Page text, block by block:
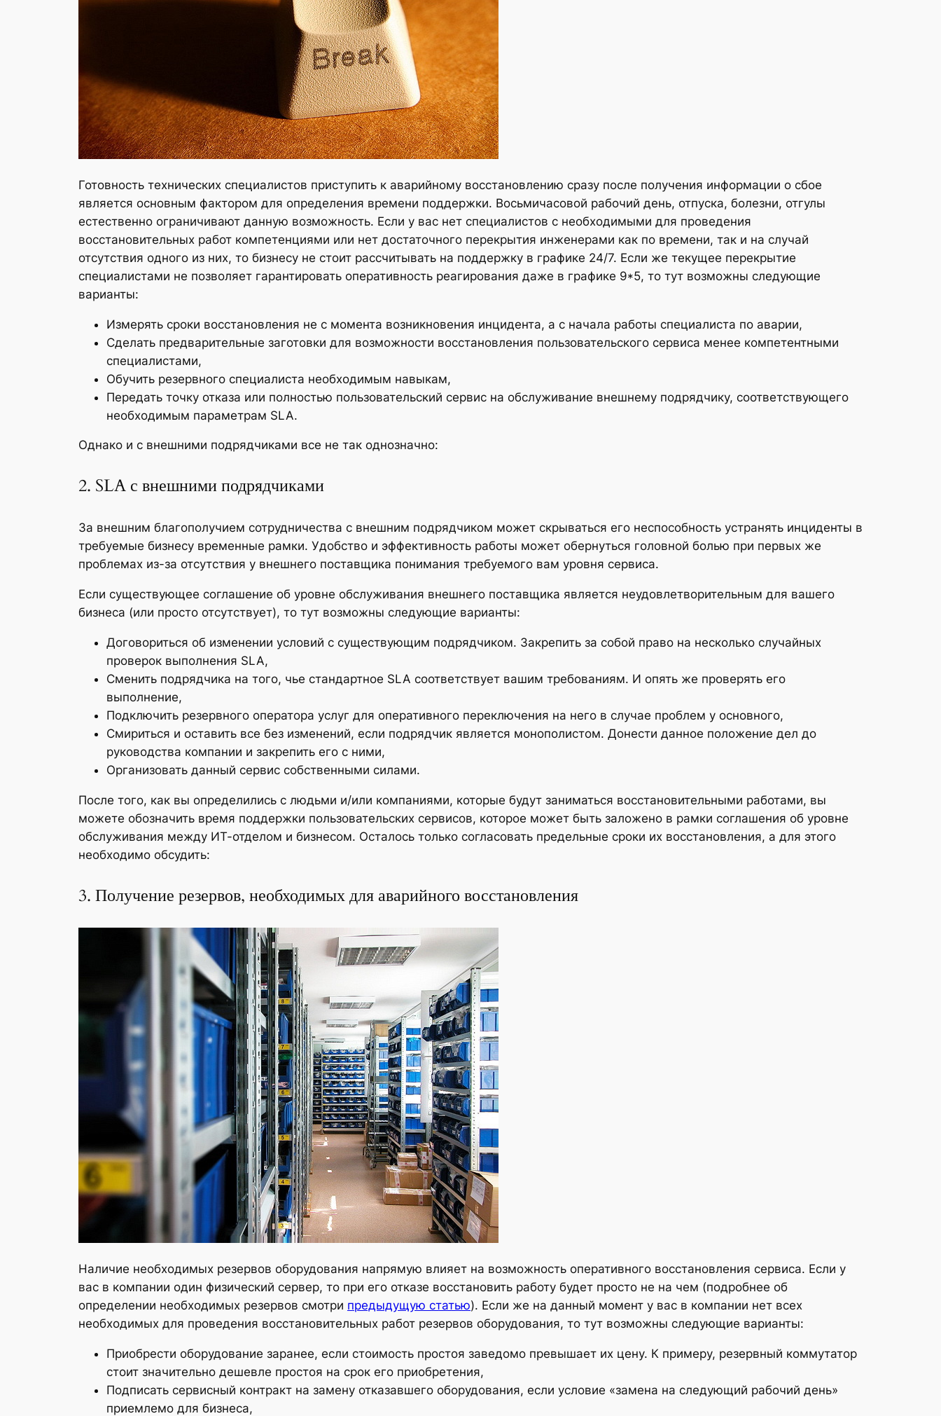
Готовность технических специалистов приступить к аварийному восстановлению сразу после получения информации о сбое
является основным фактором для определения времени поддержки. Восьмичасовой рабочий день, отпуска, болезни, отгулы
естественно ограничивают данную возможность. Если у вас нет специалистов с необходимыми для проведения
восстановительных работ компетенциями или нет достаточного перекрытия инженерами как по времени, так и на случай
отсутствия одного из них, то бизнесу не стоит рассчитывать на поддержку в графике 24/7. Если же текущее перекрытие
специалистами не позволяет гарантировать оперативность реагирования даже в графике 9*5, то тут возможны следующие
варианты:
Измерять сроки восстановления не с момента возникновения инцидента, а с начала работы специалиста по аварии,
Сделать предварительные заготовки для возможности восстановления пользовательского сервиса менее компетентными
специалистами,
Обучить резервного специалиста необходимым навыкам,
Передать точку отказа или полностью пользовательский сервис на обслуживание внешнему подрядчику, соответствующего
необходимым параметрам SLA.
Однако и с внешними подрядчиками все не так однозначно:
2. SLA с внешними подрядчиками
За внешним благополучием сотрудничества с внешним подрядчиком может скрываться его неспособность устранять инциденты в
требуемые бизнесу временные рамки. Удобство и эффективность работы может обернуться головной болью при первых же
проблемах из-за отсутствия у внешнего поставщика понимания требуемого вам уровня сервиса.
Если существующее соглашение об уровне обслуживания внешнего поставщика является неудовлетворительным для вашего
бизнеса (или просто отсутствует), то тут возможны следующие варианты:
Договориться об изменении условий с существующим подрядчиком. Закрепить за собой право на несколько случайных
проверок выполнения SLA,
Сменить подрядчика на того, чье стандартное SLA соответствует вашим требованиям. И опять же проверять его
выполнение,
Подключить резервного оператора услуг для оперативного переключения на него в случае проблем у основного,
Смириться и оставить все без изменений, если подрядчик является монополистом. Донести данное положение дел до
руководства компании и закрепить его с ними,
Организовать данный сервис собственными силами.
После того, как вы определились с людьми и/или компаниями, которые будут заниматься восстановительными работами, вы
можете обозначить время поддержки пользовательских сервисов, которое может быть заложено в рамки соглашения об уровне
обслуживания между ИТ-отделом и бизнесом. Осталось только согласовать предельные сроки их восстановления, а для этого
необходимо обсудить:
3. Получение резервов, необходимых для аварийного восстановления
Наличие необходимых резервов оборудования напрямую влияет на возможность оперативного восстановления сервиса. Если у
вас в компании один физический сервер, то при его отказе восстановить работу будет просто не на чем (подробнее об
определении необходимых резервов смотри предыдущую статью). Если же на данный момент у вас в компании нет всех
необходимых для проведения восстановительных работ резервов оборудования, то тут возможны следующие варианты:
Приобрести оборудование заранее, если стоимость простоя заведомо превышает их цену. К примеру, резервный коммутатор
стоит значительно дешевле простоя на срок его приобретения,
Подписать сервисный контракт на замену отказавшего оборудования, если условие «замена на следующий рабочий день»
приемлемо для бизнеса,